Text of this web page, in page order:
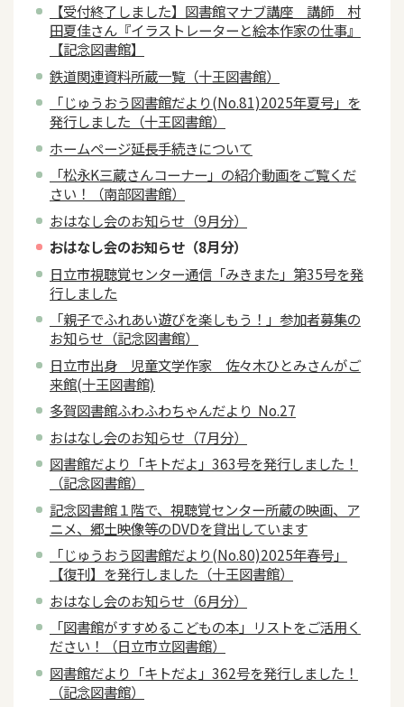
【受付終了しました】図書館マナブ講座 講師 村
田夏佳さん『イラストレーターと絵本作家の仕事』
【記念図書館】
鉄道関連資料所蔵一覧（十王図書館）
「じゅうおう図書館だより(No.81)2025年夏号」を
発行しました（十王図書館）
ホームページ延長手続きについて
「松永K三蔵さんコーナー」の紹介動画をご覧くだ
さい！（南部図書館）
おはなし会のお知らせ（9月分）
おはなし会のお知らせ（8月分）
日立市視聴覚センター通信「みきまた」第35号を発
行しました
「親子でふれあい遊びを楽しもう！」参加者募集の
お知らせ（記念図書館）
日立市出身 児童文学作家 佐々木ひとみさんがご
来館(十王図書館)
多賀図書館ふわふわちゃんだより No.27
おはなし会のお知らせ（7月分）
図書館だより「キトだよ」363号を発行しました！
（記念図書館）
記念図書館１階で、視聴覚センター所蔵の映画、ア
ニメ、郷土映像等のDVDを貸出しています
「じゅうおう図書館だより(No.80)2025年春号」
【復刊】を発行しました（十王図書館）
おはなし会のお知らせ（6月分）
「図書館がすすめるこどもの本」リストをご活用く
ださい！（日立市立図書館）
図書館だより「キトだよ」362号を発行しました！
（記念図書館）